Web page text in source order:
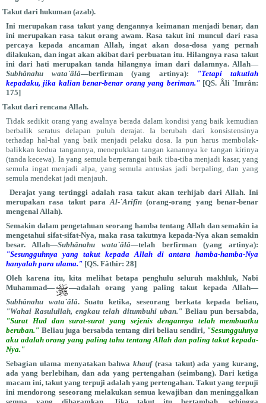
Takut dari hukuman (azab).
Ini merupakan rasa takut yang dengannya keimanan menjadi benar, dan
ini merupakan rasa takut orang awam. Rasa takut ini muncul dari rasa
percaya kepada ancaman Allah, ingat akan dosa-dosa yang pernah
dilakukan, dan ingat akan akibat dari perbuatan itu. Hilangnya rasa takut
ini dari hati merupakan tanda hilangnya iman dari dalamnya. Allah—
Subhânahu wata`âlâ—berfirman (yang artinya):
"Tetapi takutlah
kepadaku, jika kalian benar-benar orang yang beriman." [QS. Âli `Imrân:
175]
Takut dari rencana Allah.
Tidak sedikit orang yang awalnya berada dalam kondisi yang baik kemudian
berbalik seratus delapan puluh derajat. Ia berubah dari konsistensinya
terhadap hal-hal yang baik menjadi pelaku dosa. Ia pun harus membolak-
balikkan kedua tangannya, menepukkan tangan kanannya ke tangan kirinya
(tanda kecewa). Ia yang semula berperangai baik tiba-tiba menjadi kasar, yang
semula ingat menjadi alpa, yang semula antusias jadi berpaling, dan yang
semula mendekat jadi menjauh.
Derajat yang tertinggi adalah rasa takut akan terhijab dari Allah. Ini
merupakan rasa takut paraAl-`Arifîn (orang-orang yang benar-benar
mengenal Allah).
Semakin dalam pengetahuan seorang hamba tentang Allah dan semakin ia
mengetahui sifat-sifat-Nya, maka rasa takutnya kepada-Nya akan semakin
besar. Allah—Subhânahu wata`âlâ—telah berfirman (yang artinya):
"Sesungguhnya yang takut kepada Allah di antara hamba-hamba-Nya
hanyalah para ulama." [QS. Fâthir: 28]
Oleh karena itu, kita melihat betapa penghulu seluruh makhluk, Nabi
Muhammad—
—adalah orang yang paling takut kepada Allah—
Subhânahu wata`âlâ. Suatu ketika, seseorang berkata kepada beliau,
"Wahai Rasulullah, engkau telah ditumbuhi uban."Beliau pun bersabda,
"Surat Hud dan surat-surat yang sejenis dengannya telah membuatku
beruban." Beliau juga bersabda tentang diri beliau sendiri, "Sesungguhnya
aku adalah orang yang paling tahu tentang Allah dan paling takut kepada-
Nya."
Sebagian ulama menyatakan bahwakhauf (rasa takut) ada yang kurang,
ada yang berlebihan, dan ada yang pertengahan (seimbang). Dari ketiga
macam ini, takut yang terpuji adalah yang pertengahan. Takut yang terpuji
ini mendorong seseorang melakukan semua kewajiban dan meninggalkan
semua yang diharamkan. Jika takut itu bertambah, sehingga